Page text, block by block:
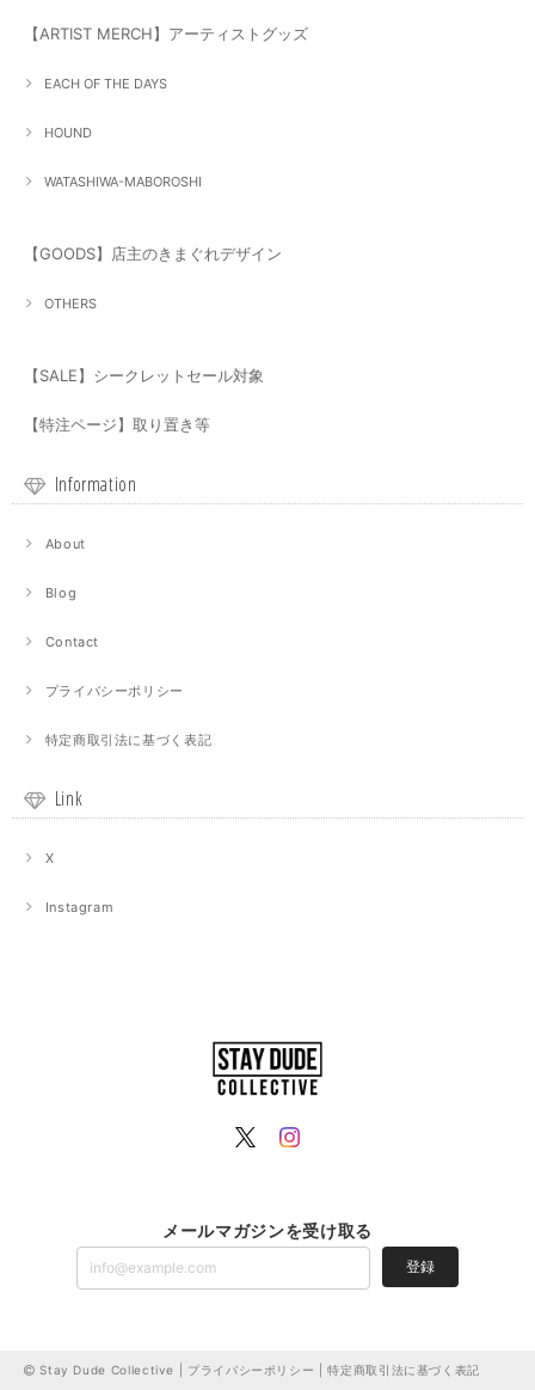
【ARTIST MERCH】アーティストグッズ
EACH OF THE DAYS
HOUND
WATASHIWA-MABOROSHI
【GOODS】店主のきまぐれデザイン
OTHERS
【SALE】シークレットセール対象
【特注ページ】取り置き等
Information
About
Blog
Contact
プライバシーポリシー
特定商取引法に基づく表記
Link
X
Instagram
メールマガジンを受け取る
登録
Stay Dude Collective | プライバシーポリシー |特定商取引法に基づく表記